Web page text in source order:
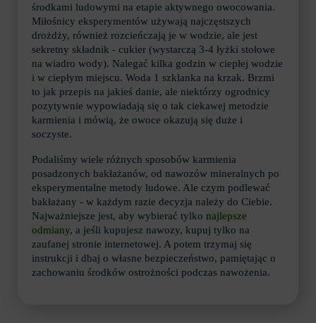
środkami ludowymi na etapie aktywnego owocowania.
Miłośnicy eksperymentów używają najczęstszych
drożdży, również rozcieńczają je w wodzie, ale jest
sekretny składnik - cukier (wystarczą 3-4 łyżki stołowe
na wiadro wody). Nalegać kilka godzin w ciepłej wodzie
i w ciepłym miejscu. Woda 1 szklanka na krzak. Brzmi
to jak przepis na jakieś danie, ale niektórzy ogrodnicy
pozytywnie wypowiadają się o tak ciekawej metodzie
karmienia i mówią, że owoce okazują się duże i
soczyste.
Podaliśmy wiele różnych sposobów karmienia
posadzonych bakłażanów, od nawozów mineralnych po
eksperymentalne metody ludowe. Ale czym podlewać
bakłażany - w każdym razie decyzja należy do Ciebie.
Najważniejsze jest, aby wybierać tylko najlepsze
odmiany, a jeśli kupujesz nawozy, kupuj tylko na
zaufanej stronie internetowej. A potem trzymaj się
instrukcji i dbaj o własne bezpieczeństwo, pamiętając o
zachowaniu środków ostrożności podczas nawożenia.